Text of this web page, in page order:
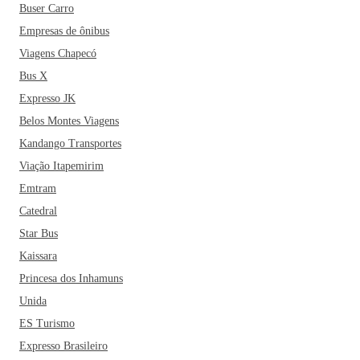
Buser Carro
Empresas de ônibus
Viagens Chapecó
Bus X
Expresso JK
Belos Montes Viagens
Kandango Transportes
Viação Itapemirim
Emtram
Catedral
Star Bus
Kaissara
Princesa dos Inhamuns
Unida
ES Turismo
Expresso Brasileiro